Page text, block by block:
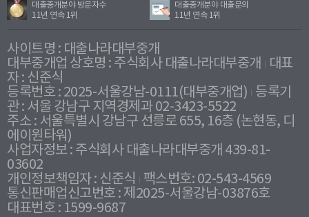
대출중개분야 방문자수
11년 연속 1위
대출중개분야 대출문의
11년 연속 1위
사이트명 : 대출나라대부중개
대부중개업 상호명 : 주식회사 대출나라대부중개
대표
자 : 신준식
등록번호 : 2025-서울강남-0111(대부중개업) 등록기
관 : 서울 강남구 지역경제과 02-3423-5522
주소 : 서울특별시 강남구 선릉로 655, 16층 (논현동, 디
에이원타워)
사업자정보 : 주식회사 대출나라대부중개 439-81-
03602
개인정보책임자 : 신준식
팩스번호: 02-543-4569
통신판매업신고번호 : 제2025-서울강남-03876호
대표번호 : 1599-9687